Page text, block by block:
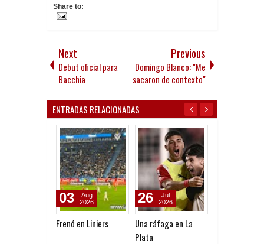
Share to:
Next
Debut oficial para
Bacchia
Previous
Domingo Blanco: "Me
sacaron de contexto"
ENTRADAS RELACIONADAS
Frenó en Liniers
03
Aug
2026
Una ráfaga en La
Plata
26
Jul
2026